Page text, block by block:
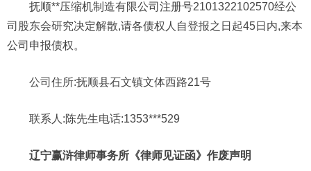
抚顺**压缩机制造有限公司注册号2101322102570经公
司股东会研究决定解散,请各债权人自登报之日起45日内,来本
公司申报债权。
公司住所:抚顺县石文镇文体西路21号
联系人:陈先生电话:1353***529
辽宁赢浒律师事务所《律师见证函》作废声明